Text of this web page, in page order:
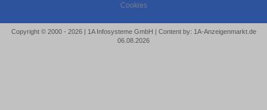
Cookies
Copyright © 2000 - 2026 | 1A Infosysteme GmbH | Content by: 1A-Anzeigenmarkt.de
06.08.2026